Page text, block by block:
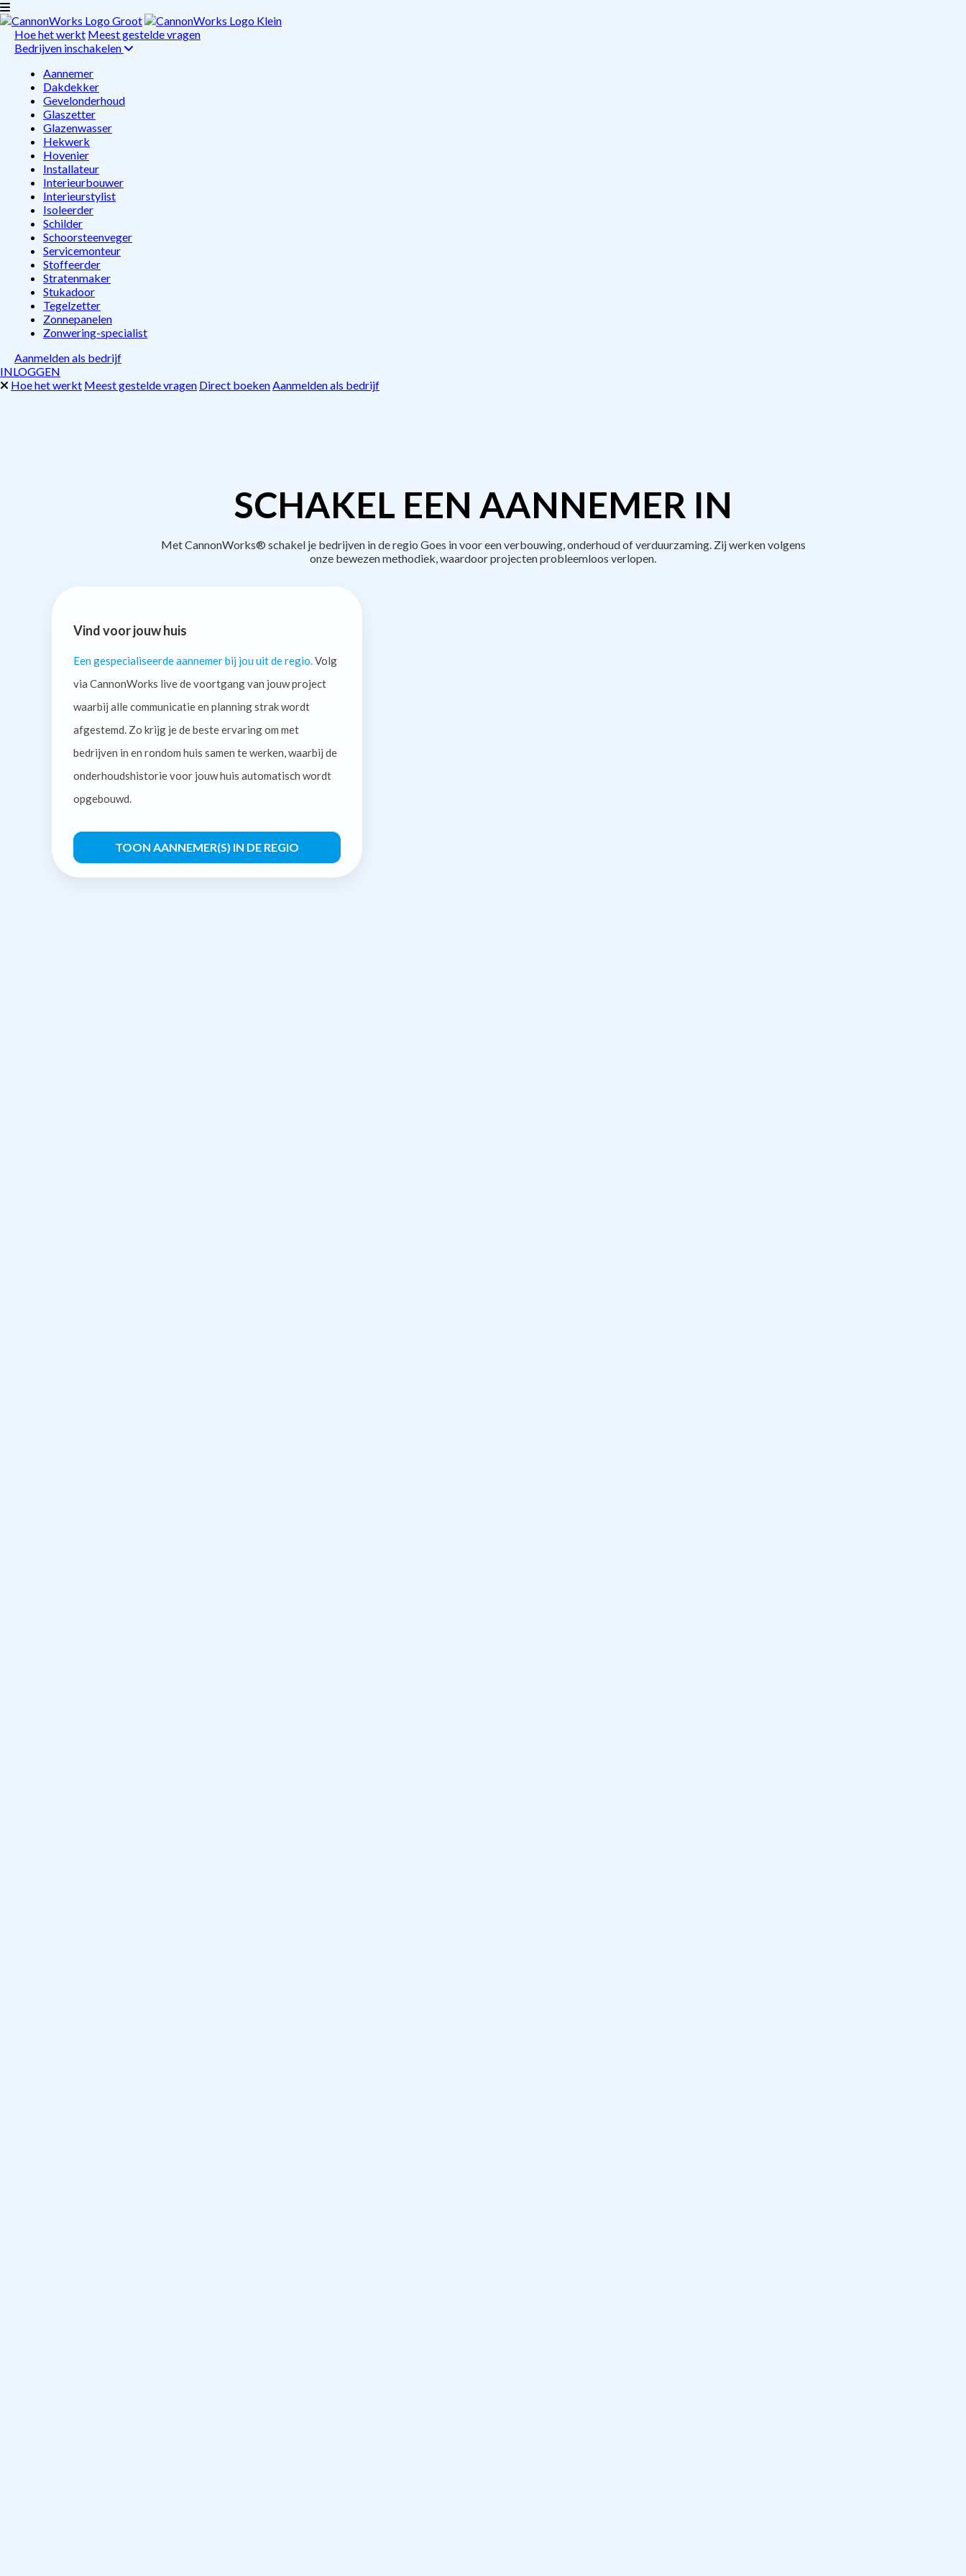
Hoe het werkt Meest gestelde vragen
Bedrijven inschakelen
Aannemer
Dakdekker
Gevelonderhoud
Glaszetter
Glazenwasser
Hekwerk
Hovenier
Installateur
Interieurbouwer
Interieurstylist
Isoleerder
Schilder
Schoorsteenveger
Servicemonteur
Stoffeerder
Stratenmaker
Stukadoor
Tegelzetter
Zonnepanelen
Zonwering-specialist
Aanmelden als bedrijf
INLOGGEN
Hoe het werkt Meest gestelde vragen Direct boekenAanmelden als bedrijf
SCHAKEL EEN AANNEMER IN
Met CannonWorks® schakel je bedrijven in de regio Goes in voor een verbouwing, onderhoud of verduurzaming. Zij werken volgens
onze bewezen methodiek, waardoor projecten probleemloos verlopen.
Vind voor jouw huis
Een gespecialiseerde aannemer bij jou uit de regio. Volg
via CannonWorks live de voortgang van jouw project
waarbij alle communicatie en planning strak wordt
afgestemd. Zo krijg je de beste ervaring om met
bedrijven in en rondom huis samen te werken, waarbij de
onderhoudshistorie voor jouw huis automatisch wordt
opgebouwd.
TOON AANNEMER(S) IN DE REGIO